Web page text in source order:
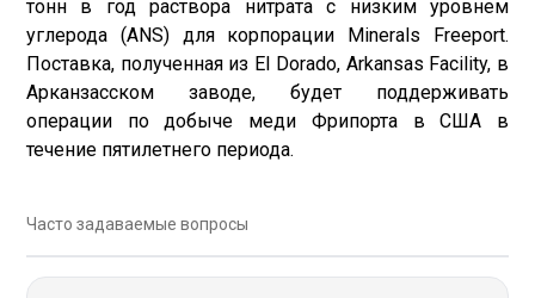
тонн в год раствора нитрата с низким уровнем
углерода (ANS) для корпорации Minerals Freeport.
Поставка, полученная из El Dorado, Arkansas Facility, в
Арканзасском заводе, будет поддерживать
операции по добыче меди Фрипорта в США в
течение пятилетнего периода.
Часто задаваемые вопросы